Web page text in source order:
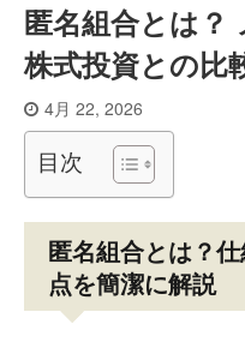
匿名組合とは？
株式投資との比
4月 22, 2026
目次
匿名組合とは？
点を簡潔に解説